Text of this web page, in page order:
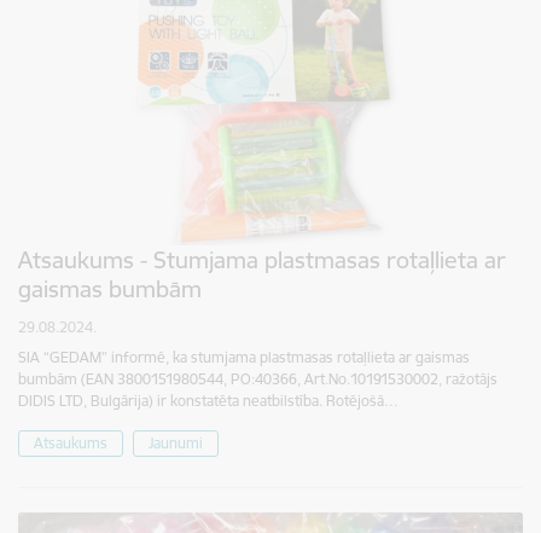
Atsaukums - Stumjama plastmasas rotaļlieta ar
gaismas bumbām
29.08.2024.
SIA “GEDAM” informē, ka stumjama plastmasas rotaļlieta ar gaismas
bumbām (EAN 3800151980544, PO:40366, Art.No.10191530002, ražotājs
DIDIS LTD, Bulgārija) ir konstatēta neatbilstība. Rotējošā…
Atsaukums Jaunumi